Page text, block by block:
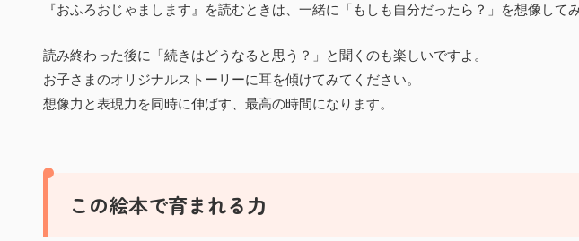
『おふろおじゃまします』を読むときは、一緒に「もしも自分だったら？」を想像して
読み終わった後に「続きはどうなると思う？」と聞くのも楽しいですよ。
お子さまのオリジナルストーリーに耳を傾けてみてください。
想像力と表現力を同時に伸ばす、最高の時間になります。
この絵本で育まれる力